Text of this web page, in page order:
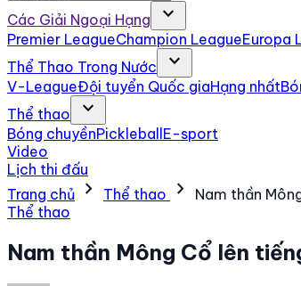
Các Giải Ngoại Hạng expand_more
Premier LeagueChampion LeagueEuropa
Thể Thao Trong Nước
expand_more
V-LeagueĐội tuyển Quốc giaHạng nhất
Thể thao
expand_more
Bóng chuyềnPickleballE-sport
Video
Lịch thi đấu
Trang chủ chevron_right Thể thao chevron_right
Nam thần
Thể thao
Nam thần Mông Cổ lên